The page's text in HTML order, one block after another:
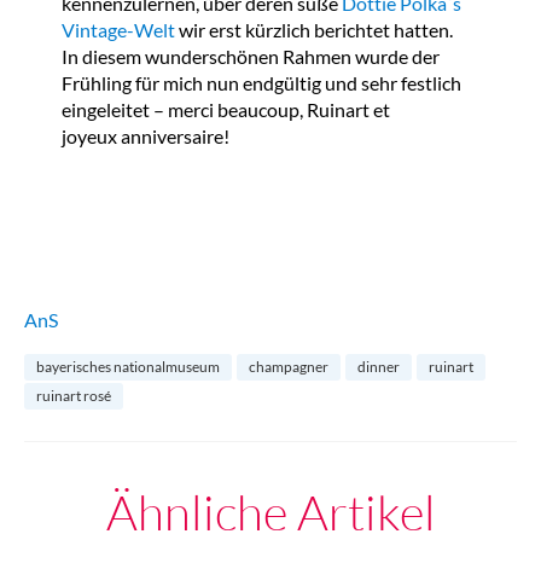
Vintage-Weltwir erst kürzlich berichtet hatten.
In diesem wunderschönen Rahmen wurde der
Frühling für mich nun endgültig und sehr festlich
eingeleitet – merci beaucoup, Ruinart et
joyeux anniversaire!
AnS
bayerisches nationalmuseum champagner dinner
ruinart
ruinart rosé
Ähnliche Artikel